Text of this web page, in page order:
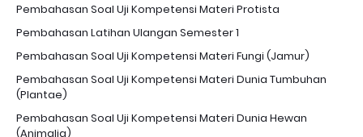
Pembahasan Soal Uji Kompetensi Materi Protista
Pembahasan Latihan Ulangan Semester 1
Pembahasan Soal Uji Kompetensi Materi Fungi (Jamur)
Pembahasan Soal Uji Kompetensi Materi Dunia Tumbuhan
(Plantae)
Pembahasan Soal Uji Kompetensi Materi Dunia Hewan
(Animalia)